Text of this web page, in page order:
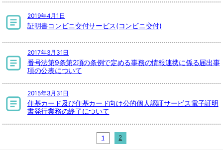
2019年4月1日
証明書コンビニ交付サービス(コンビニ交付)
2017年3月31日
番号法第9条第2項の条例で定める事務の情報連携に係る届出事
項の公表について
2015年3月31日
住基カード及び住基カード向け公的個人認証サービス電子証明
書発行業務の終了について
1 2